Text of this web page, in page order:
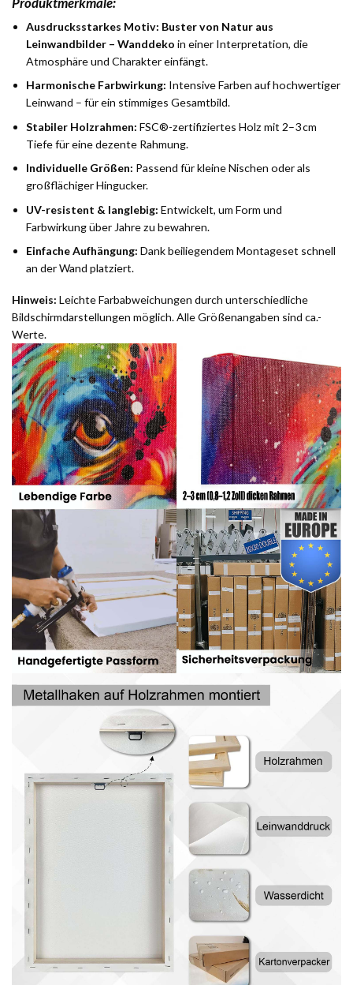
Ausdrucksstarkes Motiv: Buster von Natur aus
Leinwandbilder – Wanddeko in einer Interpretation, die
Atmosphäre und Charakter einfängt.
Harmonische Farbwirkung: Intensive Farben auf hochwertiger
Leinwand – für ein stimmiges Gesamtbild.
Stabiler Holzrahmen: FSC®-zertifiziertes Holz mit 2–3 cm
Tiefe für eine dezente Rahmung.
Individuelle Größen: Passend für kleine Nischen oder als
großflächiger Hingucker.
UV-resistent & langlebig: Entwickelt, um Form und
Farbwirkung über Jahre zu bewahren.
Einfache Aufhängung: Dank beiliegendem Montageset schnell
an der Wand platziert.
Hinweis: Leichte Farbabweichungen durch unterschiedliche
Bildschirmdarstellungen möglich. Alle Größenangaben sind ca.-
Werte.